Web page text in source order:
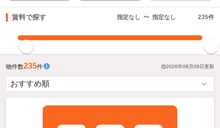
賃料で探す 指定なし 〜 指定なし 235件
物件数235件 2026年08月09日更新